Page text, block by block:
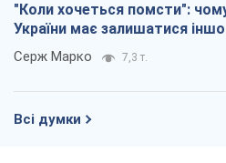
"Коли хочеться помсти":
України має залишатися
Серж Марко 7,3 т.
Всі думки